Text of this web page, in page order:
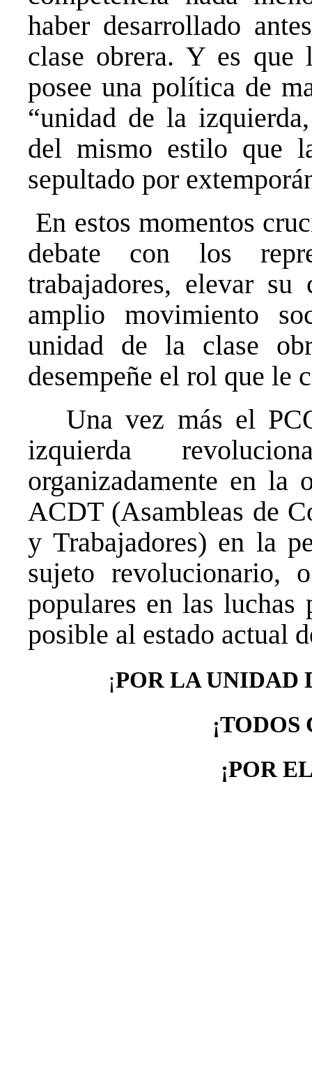
haber desarrollado
clase obrera. Y es que
posee una política de
“unidad de la
del mismo estilo que
sepultado por
En estos momentos
debate con los
trabajadores, elevar
amplio movimiento
unidad de la clase
desempeñe el rol que le
Una vez más el
izquierda
organizadamente en la
ACDT (Asambleas de
y Trabajadores) en la
sujeto revolucionario,
populares en las
posible al estado actual
¡POR LA UNIDAD
¡POR